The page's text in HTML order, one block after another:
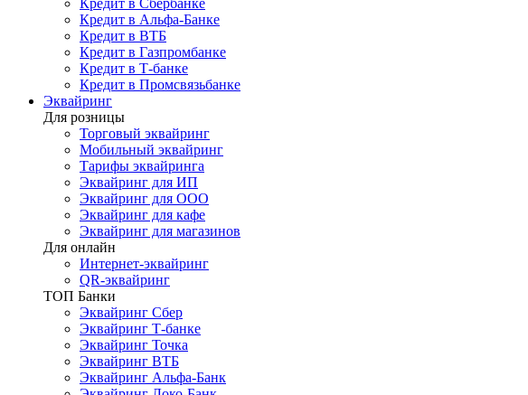
Кредит в Сбербанке
Кредит в Альфа-Банке
Кредит в ВТБ
Кредит в Газпромбанке
Кредит в Т-банке
Кредит в Промсвязьбанке
Эквайринг
Для розницы
Торговый эквайринг
Мобильный эквайринг
Тарифы эквайринга
Эквайринг для ИП
Эквайринг для ООО
Эквайринг для кафе
Эквайринг для магазинов
Для онлайн
Интернет-эквайринг
QR-эквайринг
ТОП Банки
Эквайринг Сбер
Эквайринг Т-банке
Эквайринг Точка
Эквайринг ВТБ
Эквайринг Альфа-Банк